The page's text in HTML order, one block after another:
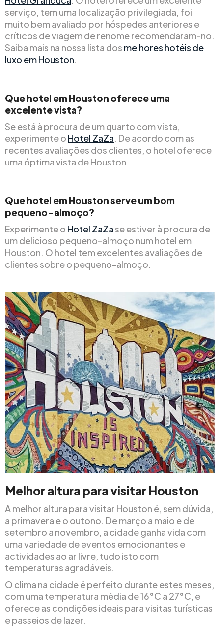
serviço, tem uma localização privilegiada, foi
muito bem avaliado por hóspedes anteriores e
críticos de viagem de renome recomendaram-no.
Saiba mais na nossa lista dos melhores hotéis de
luxo em Houston.
Que hotel em Houston oferece uma
excelente vista?
Se está à procura de um quarto com vista,
experimente o Hotel ZaZa. De acordo com as
recentes avaliações dos clientes, o hotel oferece
uma óptima vista de Houston.
Que hotel em Houston serve um bom
pequeno-almoço?
Experimente o Hotel ZaZase estiver à procura de
um delicioso pequeno-almoço num hotel em
Houston. O hotel tem excelentes avaliações de
clientes sobre o pequeno-almoço.
Melhor altura para visitar Houston
A melhor altura para visitar Houston é, sem dúvida,
a primavera e o outono. De março a maio e de
setembro a novembro, a cidade ganha vida com
uma variedade de eventos emocionantes e
actividades ao ar livre, tudo isto com
temperaturas agradáveis.
O clima na cidade é perfeito durante estes meses,
com uma temperatura média de 16°C a 27°C, e
oferece as condições ideais para visitas turísticas
e passeios de lazer.